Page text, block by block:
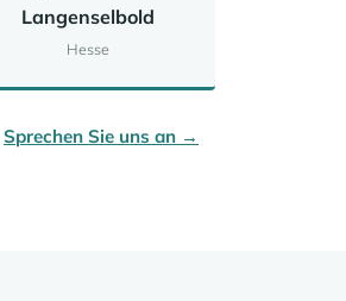
Langenselbold
Hesse
Sprechen Sie uns an →